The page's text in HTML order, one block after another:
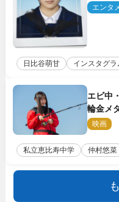
絶賛の
エンタ
日比谷萌甘 インスタグラ
エビ中
輪金メ
『つり
映画
私立恵比寿中学 仲村悠菜